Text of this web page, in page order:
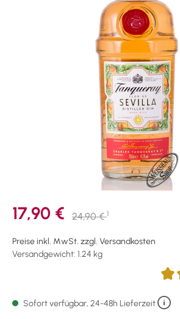
17,90 € 24,90 €1
Preise inkl. MwSt. zzgl. Versandkosten
Versandgewicht: 1.24 kg
Sofort verfügbar, 24-48h Lieferzeit